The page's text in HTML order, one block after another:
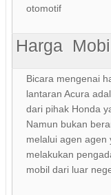
otomotif
Harga
Bicara mengenai
lantaran Acura
dari pihak Honda
Namun bukan
melalui agen agen
melakukan
mobil dari luar